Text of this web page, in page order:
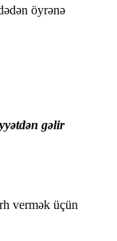
öyrənə
gəlir
#56 haqqında
vermək üçün